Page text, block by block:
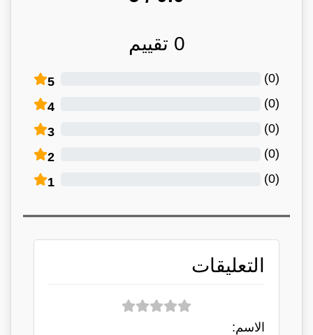
0 تقييم
5 (
0
)
4 (
0
)
3 (
0
)
2 (
0
)
1 (
0
)
التعليقات
الاسم: